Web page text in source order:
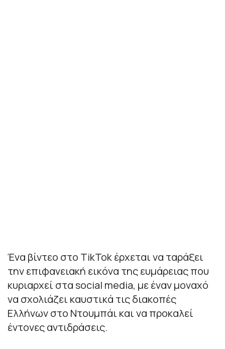
Ένα βίντεο στο TikTok έρχεται να ταράξει
την επιφανειακή εικόνα της ευμάρειας που
κυριαρχεί στα social media, με έναν μοναχό
να σχολιάζει καυστικά τις διακοπές
Ελλήνων στο Ντουμπάι και να προκαλεί
έντονες αντιδράσεις.